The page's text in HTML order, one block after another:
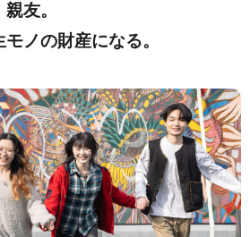
友。
ノの財産になる。